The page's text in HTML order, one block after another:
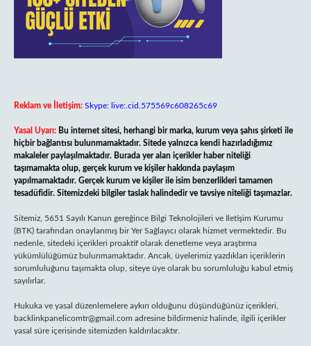
Reklam ve İletişim: Skype: live:.cid.575569c608265c69
Yasal Uyarı: Bu internet sitesi, herhangi bir marka, kurum veya şahıs şirketi ile
hiçbir bağlantısı bulunmamaktadır. Sitede yalnızca kendi hazırladığımız
makaleler paylaşılmaktadır. Burada yer alan içerikler haber niteliği
taşımamakta olup, gerçek kurum ve kişiler hakkında paylaşım
yapılmamaktadır. Gerçek kurum ve kişiler ile isim benzerlikleri tamamen
tesadüfidir. Sitemizdeki bilgiler taslak halindedir ve tavsiye niteliği taşımazlar.
Sitemiz, 5651 Sayılı Kanun gereğince Bilgi Teknolojileri ve İletişim Kurumu
(BTK) tarafından onaylanmış bir Yer Sağlayıcı olarak hizmet vermektedir. Bu
nedenle, sitedeki içerikleri proaktif olarak denetleme veya araştırma
yükümlülüğümüz bulunmamaktadır. Ancak, üyelerimiz yazdıkları içeriklerin
sorumluluğunu taşımakta olup, siteye üye olarak bu sorumluluğu kabul etmiş
sayılırlar.
Hukuka ve yasal düzenlemelere aykırı olduğunu düşündüğünüz içerikleri,
backlinkpanelicomtr@gmail.com adresine bildirmeniz halinde, ilgili içerikler
yasal süre içerisinde sitemizden kaldırılacaktır.